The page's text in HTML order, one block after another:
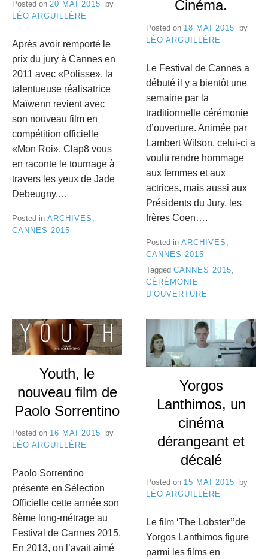
Posted on 20 MAI 2015
by
LÉO ARGUILLÈRE
Après avoir remporté le
prix du jury à Cannes en
2011 avec «Polisse», la
talentueuse réalisatrice
Maïwenn revient avec
son nouveau film en
compétition officielle
«Mon Roi». Clap8 vous
en raconte le tournage à
travers les yeux de Jade
Debeugny,…
Posted in ARCHIVES
CANNES 2015
Cinéma.
Posted on 18 MAI 2015
by
LÉO ARGUILLÈRE
Le Festival de Cannes a
débuté il y a bientôt une
semaine par la
traditionnelle cérémonie
d’ouverture. Animée par
Lambert Wilson, celui-ci a
voulu rendre hommage
aux femmes et aux
actrices, mais aussi aux
Présidents du Jury, les
frères Coen….
Posted in ARCHIVES
CANNES 2015
Tagged CANNES 2015,
CÉRÉMONIE
D'OUVERTURE
Youth, le
nouveau film de
Paolo Sorrentino
Posted on 16 MAI 2015
by
LÉO ARGUILLÈRE
Paolo Sorrentino
présente en Sélection
Officielle cette année son
8ème long-métrage au
Festival de Cannes 2015.
En 2013, on l’avait aimé
Yorgos
Lanthimos, un
cinéma
dérangeant et
décalé
Posted on 15 MAI 2015
by
LÉO ARGUILLÈRE
Le film ‘The Lobster’’de
Yorgos Lanthimos figure
parmi les films en